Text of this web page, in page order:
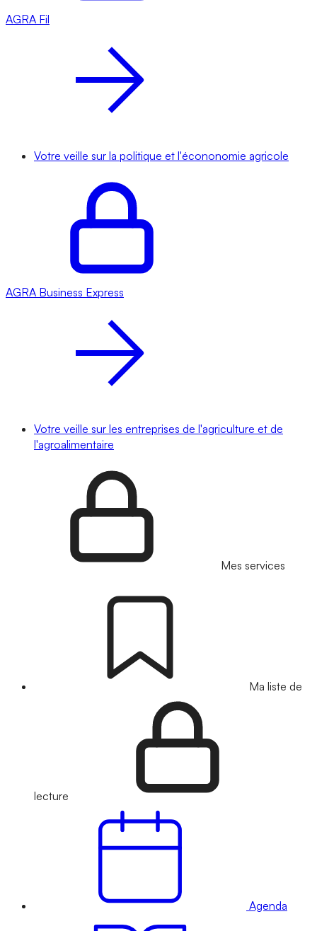
AGRA Fil
Votre veille sur la politique et l'écononomie agricole
AGRA Business Express
Votre veille sur les entreprises de l'agriculture et de
l'agroalimentaire
Mes services
Ma liste de
lecture
Agenda